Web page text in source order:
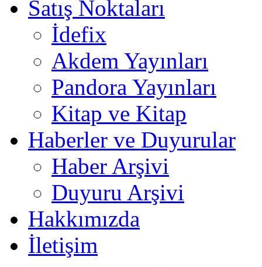
Satış Noktaları
İdefix
Akdem Yayınları
Pandora Yayınları
Kitap ve Kitap
Haberler ve Duyurular
Haber Arşivi
Duyuru Arşivi
Hakkımızda
İletişim